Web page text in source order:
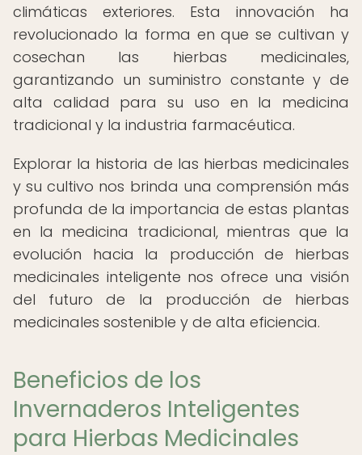
climáticas exteriores. Esta innovación ha
revolucionado la forma en que se cultivan y
cosechan las hierbas medicinales,
garantizando un suministro constante y de
alta calidad para su uso en la medicina
tradicional y la industria farmacéutica.
Explorar la historia de las hierbas medicinales
y su cultivo nos brinda una comprensión más
profunda de la importancia de estas plantas
en la medicina tradicional, mientras que la
evolución hacia la producción de hierbas
medicinales inteligente nos ofrece una visión
del futuro de la producción de hierbas
medicinales sostenible y de alta eficiencia.
Beneficios de los
Invernaderos Inteligentes
para Hierbas Medicinales